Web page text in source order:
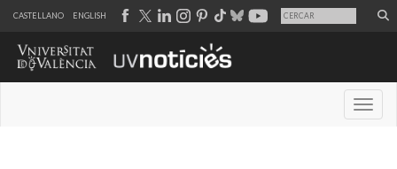
CASTELLANO ENGLISH